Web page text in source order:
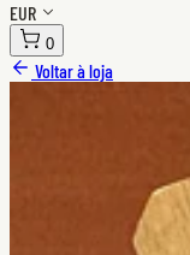
EUR
0
Voltar à loja